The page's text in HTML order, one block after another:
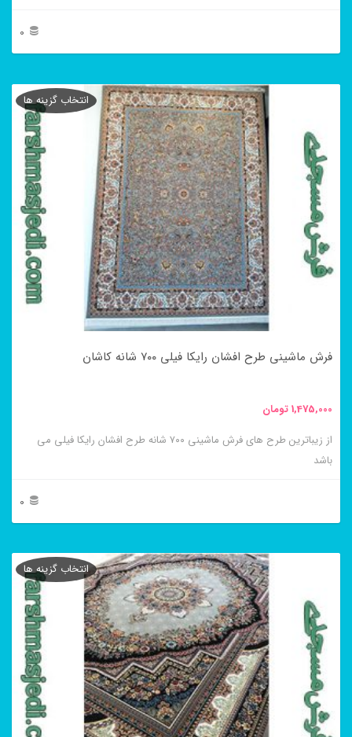
0
محصول
مختلفی
باشد.
گزینه
ها
صفحه
انتخاب
شوند
فرش ماشینی طرح افشان رایکا فیلی ۷۰۰ شانه کاشان
1,475,000تومان
از زیباترین طرح های فرش ماشینی ۷۰۰ شانه طرح افشان رایکا فیلی می
باشد
0
انتخاب گزینه ها
محصول
مختلفی
باشد.
گزینه
انتخاب گزینه ها